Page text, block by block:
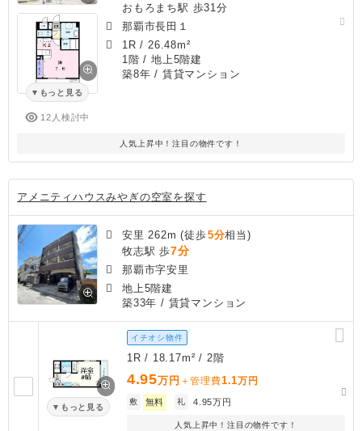
もっと見る
12人検討中
おもろまち駅 歩31分
那覇市長田１
1R / 26.48m²
1階 / 地上5階建
築8年 / 賃貸マンション
人気上昇中！注目の物件です！
アメニティハウスみやぎの空室を探す
安里 262m (徒歩5分相当)
牧志駅 歩7分
那覇市字安里
地上5階建
築33年 / 賃貸マンション
もっと見る
イチオシ物件
1R / 18.17m² / 2階
4.95万円 ＋管理費1.1万円
敷 無料 礼 4.95万円
人気上昇中！注目の物件です！